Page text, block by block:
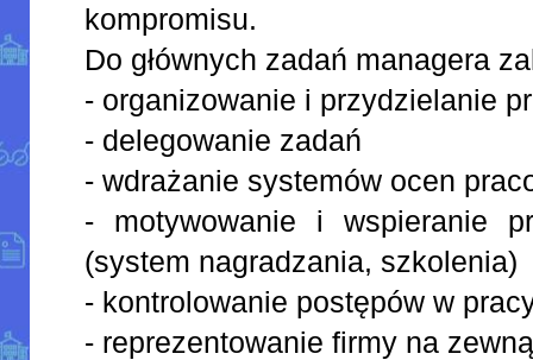
kompromisu.
Do głównych zadań managera
- organizowanie i przydzielanie
- delegowanie zadań
- wdrażanie systemów ocen
- motywowanie i wspieranie
(system nagradzania, szkolenia)
- kontrolowanie postępów w
- reprezentowanie firmy na